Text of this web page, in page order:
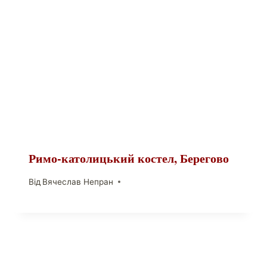
Римо-католицький костел, Берегово
Від Вячеслав Непран